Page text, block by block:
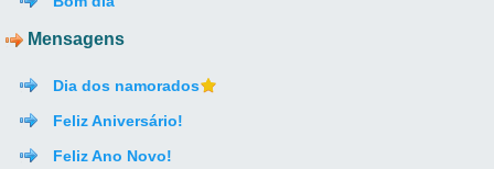
Mensagens
Dia dos namorados
Feliz Aniversário!
Feliz Ano Novo!